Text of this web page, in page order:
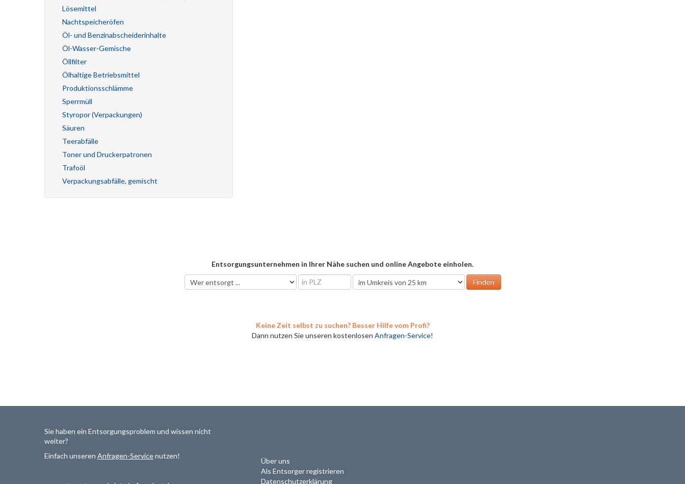
Lösemittel
Nachtspeicheröfen
Öl- und Benzinabscheiderinhalte
Öl-Wasser-Gemische
Öllfilter
Ölhaltige Betriebsmittel
Produktionsschlämme
Sperrmüll
Styropor (Verpackungen)
Säuren
Teerabfälle
Toner und Druckerpatronen
Trafoöl
Verpackungsabfälle, gemischt
Entsorgungsunternehmen in Ihrer Nähe suchen und online Angebote einholen.
Keine Zeit selbst zu suchen? Besser Hilfe vom Profi?
Dann nutzen Sie unseren kostenlosen Anfragen-Service!
Sie haben ein Entsorgungsproblem und wissen nicht
weiter?
Einfach unseren Anfragen-Servicenutzen!
Über uns
Als Entsorger registrieren
Datenschutzerklärung